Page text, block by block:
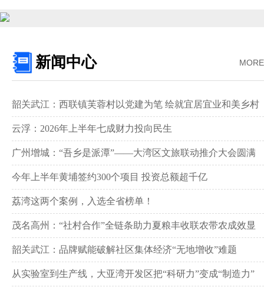
MORE
新闻中心
韶关武江：西联镇芙蓉村以党建为笔 绘就宜居宜业和美乡村
新画卷‌
云浮：2026年上半年七成财力投向民生
广州增城：“吾乡是派潭”——大湾区文旅联动推介大会圆满
举行
今年上半年黄埔签约300个项目 投资总额超千亿
荔湾这两个案例，入选全省榜单！
茂名高州：“社村合作”全链条助力夏粮丰收联农带农成效显
著‌
韶关武江：品牌赋能破解社区集体经济“无地增收”难题‌
从实验室到生产线，大亚湾开发区把“科研力”变成“制造力”